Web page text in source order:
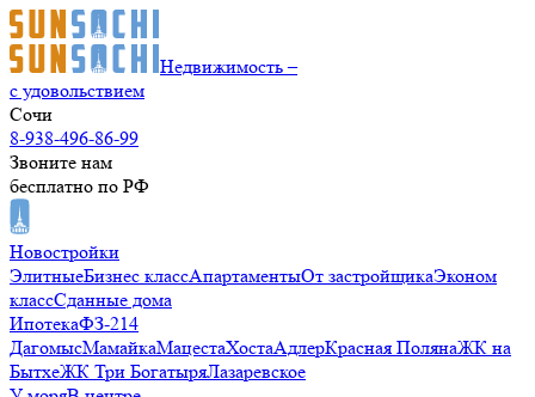
Недвижимость –
с удовольствием
Сочи
8-938-496-86-99
Звоните нам
бесплатно по РФ
Новостройки
ЭлитныеБизнес классАпартаментыОт застройщикаЭконом
классСданные дома
ИпотекаФЗ-214
ДагомысМамайкаМацестаХостаАдлерКрасная ПолянаЖК на
БытхеЖК Три БогатыряЛазаревское